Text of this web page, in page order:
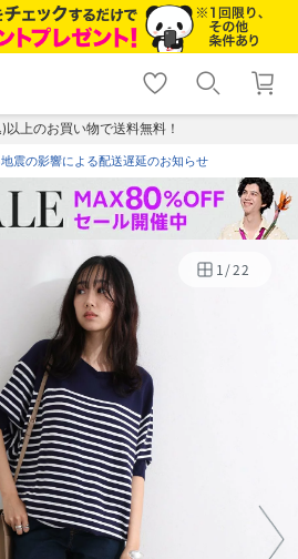
shopping_cart lock_outline
ログイン
上のお買い物で送料無料！
震の影響による配送遅延のお知らせ
1/22